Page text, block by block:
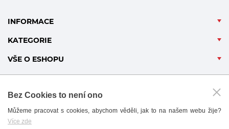
INFORMACE
KATEGORIE
VŠE O ESHOPU
Bez Cookies to není ono
Můžeme pracovat s cookies, abychom věděli, jak to na našem webu žije?
Více zde